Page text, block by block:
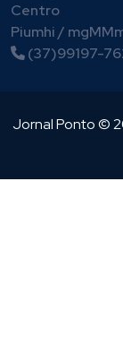
Centro
Piumhi /
(37)99197-
Jornal Ponto ©